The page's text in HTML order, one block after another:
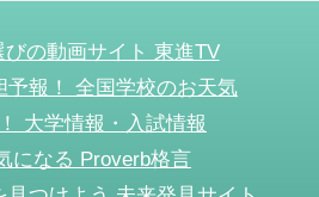
の動画サイト 東進TV
予報！ 全国学校のお天気
大学情報・入試情報
になる Proverb格言